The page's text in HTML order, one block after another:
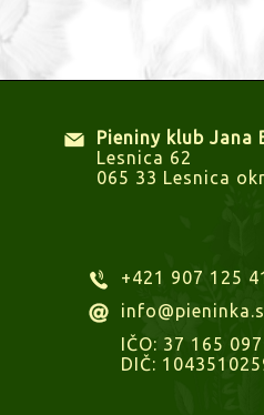
Pieniny klub Jana
Lesnica 62
065 33 Lesnica
+421 907 125
IČO: 37 165 097
DIČ: